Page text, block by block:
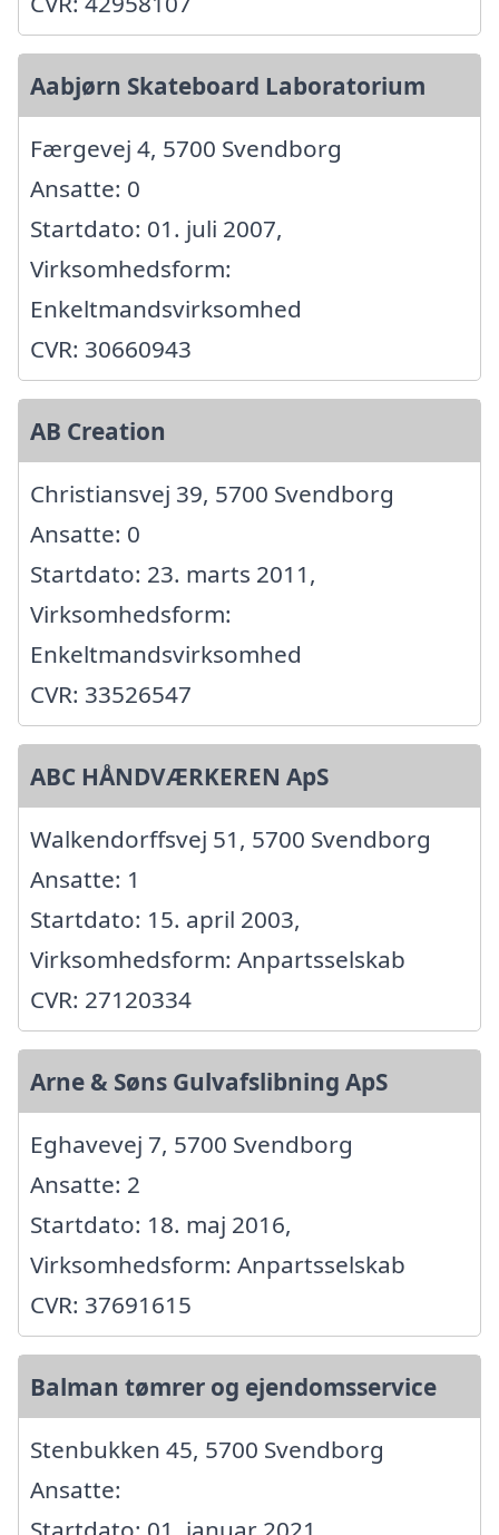
Aabjørn Skateboard Laboratorium
Færgevej 4, 5700 Svendborg
Ansatte: 0
Startdato: 01. juli 2007,
Virksomhedsform:
Enkeltmandsvirksomhed
CVR: 30660943
AB Creation
Christiansvej 39, 5700 Svendborg
Ansatte: 0
Startdato: 23. marts 2011,
Virksomhedsform:
Enkeltmandsvirksomhed
CVR: 33526547
ABC HÅNDVÆRKEREN ApS
Walkendorffsvej 51, 5700 Svendborg
Ansatte: 1
Startdato: 15. april 2003,
Virksomhedsform: Anpartsselskab
CVR: 27120334
Arne & Søns Gulvafslibning ApS
Eghavevej 7, 5700 Svendborg
Ansatte: 2
Startdato: 18. maj 2016,
Virksomhedsform: Anpartsselskab
CVR: 37691615
Balman tømrer og ejendomsservice
Stenbukken 45, 5700 Svendborg
Ansatte: